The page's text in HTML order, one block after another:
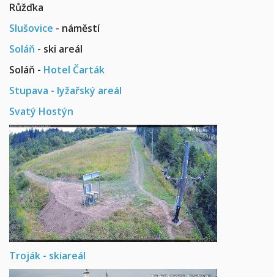
Růžďka
Slušovice - náměstí
Soláň - ski areál
Soláň - Hotel Čarták
Stupava - lyžařský areál
Svatý Hostýn
Troják - skiareál